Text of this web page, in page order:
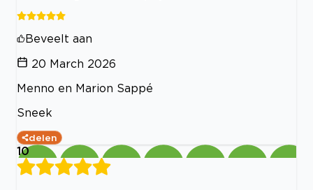
Beveelt aan
20 March 2026
Menno en Marion Sappé
Sneek
delen
10